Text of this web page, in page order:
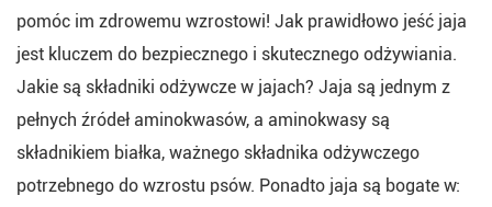
pomóc im zdrowemu wzrostowi! Jak prawidłowo jeść jaja
jest kluczem do bezpiecznego i skutecznego odżywiania.
Jakie są składniki odżywcze w jajach? Jaja są jednym z
pełnych źródeł aminokwasów, a aminokwasy są
składnikiem białka, ważnego składnika odżywczego
potrzebnego do wzrostu psów. Ponadto jaja są bogate w: